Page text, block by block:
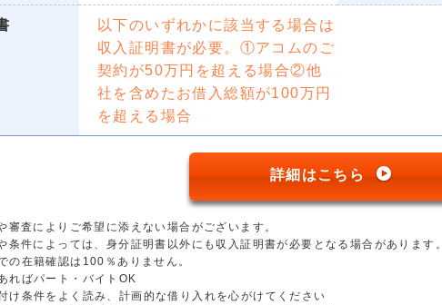
以下のいずれかに該当する場合は
収入証明書が必要。①アコムのご
契約が50万円を超える場合②他
社を含めたお借入総額が100万円
を超える場合
詳細はこちら
査によりご希望に添えない場合がございます。
件によっては、身分証明書以外にも収入証明書が必要となる場合があります。
の在籍確認は100％ありません。
ればパート・バイトOK
け条件をよく読み、計画的な借り入れを心がけてください